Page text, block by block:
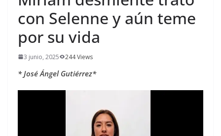
con Selenne y aún teme
por su vida
3 junio, 2025 244 Views
* José Ángel Gutiérrez*